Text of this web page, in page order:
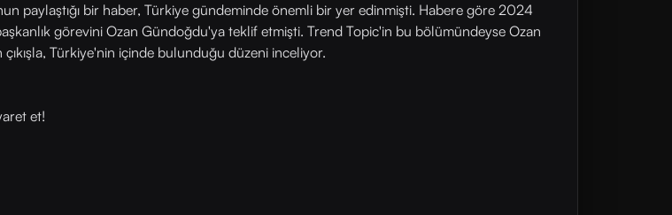
paylaştığı bir haber, Türkiye gündeminde önemli bir yer edinmişti. Habere göre 2024
görevini Ozan Gündoğdu'ya teklif etmişti. Trend Topic'in bu bölümündeyse Ozan
Türkiye'nin içinde bulunduğu düzeni inceliyor.
et!